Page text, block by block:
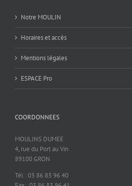
Notre MOULIN
Horaires et accès
Mentions légales
ESPACE Pro
COORDONNEES
MOULINS DUMEE
4, rue du Port au Vin
89100 GRON
Tél : 03 86 83 96 40